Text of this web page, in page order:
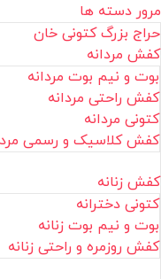
مرور دسته ها
حراج بزرگ کتونی خان
کفش مردانه
بوت و نیم بوت مردانه
کفش راحتی مردانه
کتونی مردانه
کفش کلاسیک و رسمی
کفش زنانه
کتونی دخترانه
بوت و نیم بوت زنانه
کفش روزمره و راحتی زنانه